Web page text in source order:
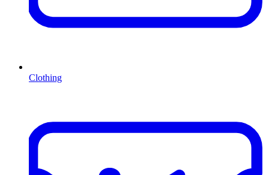
Clothing